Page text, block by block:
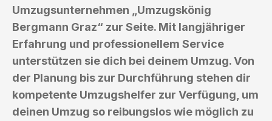
Umzugsunternehmen „Umzugskönig
Bergmann Graz“ zur Seite. Mit langjähriger
Erfahrung und professionellem Service
unterstützen sie dich bei deinem Umzug. Von
der Planung bis zur Durchführung stehen dir
kompetente Umzugshelfer zur Verfügung, um
deinen Umzug so reibungslos wie möglich zu